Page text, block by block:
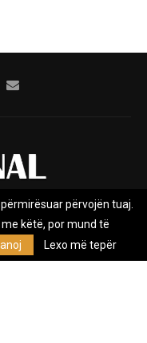
e themeluar në vitin
përvojën tuaj.
këtë, por mund të
Lexo më tepër